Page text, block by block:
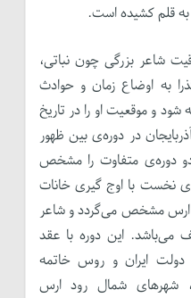
قلم کشیده است.
شاعر بزرگی چون نباتی،
به اوضاع زمان و حوادث
و موقعیت او را در تاریخ
در دوره‌ی بین ظهور
دوره‌ی متفاوت را مشخص
نخست با اوج گیری خانات
ارس مشخص می‌گردد و شاعر
می‌باشد. این دوره با عقد
ایران و روس خاتمه
شهرهای شمال رود ارس